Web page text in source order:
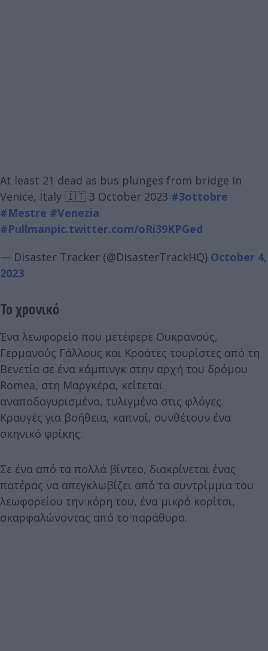
At least 21 dead as bus plunges from bridge In
Venice, Italy 🇮🇹 3 October 2023 #3ottobre
#Mestre #Venezia
#Pullmanpic.twitter.com/oRi39KPGed
— Disaster Tracker (@DisasterTrackHQ) October 4,
2023
Το χρονικό
Ένα λεωφορείο που μετέφερε Ουκρανούς,
Γερμανούς Γάλλους και Κροάτες τουρίστες από τη
Βενετία σε ένα κάμπινγκ στην αρχή του δρόμου
Romea, στη Μαργκέρα, κείτεται
αναποδογυρισμένο, τυλιγμένο στις φλόγες.
Κραυγές για βοήθεια, καπνοί, συνθέτουν ένα
σκηνικό φρίκης.
Σε ένα από τα πολλά βίντεο, διακρίνεται ένας
πατέρας να απεγκλωβίζει από τα συντρίμμια του
λεωφορείου την κόρη του, ένα μικρό κορίτσι,
σκαρφαλώνοντας από το παράθυρο.